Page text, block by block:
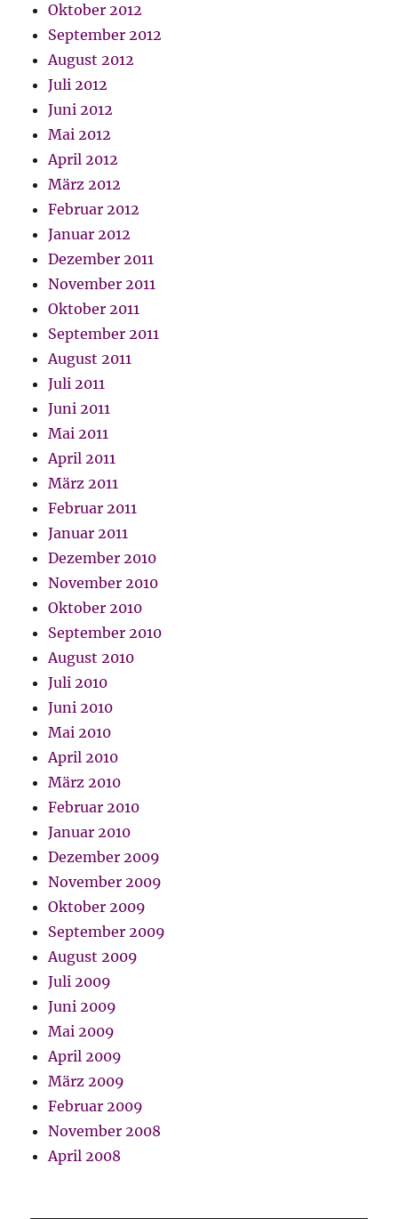
Oktober 2012
September 2012
August 2012
Juli 2012
Juni 2012
Mai 2012
April 2012
März 2012
Februar 2012
Januar 2012
Dezember 2011
November 2011
Oktober 2011
September 2011
August 2011
Juli 2011
Juni 2011
Mai 2011
April 2011
März 2011
Februar 2011
Januar 2011
Dezember 2010
November 2010
Oktober 2010
September 2010
August 2010
Juli 2010
Juni 2010
Mai 2010
April 2010
März 2010
Februar 2010
Januar 2010
Dezember 2009
November 2009
Oktober 2009
September 2009
August 2009
Juli 2009
Juni 2009
Mai 2009
April 2009
März 2009
Februar 2009
November 2008
April 2008